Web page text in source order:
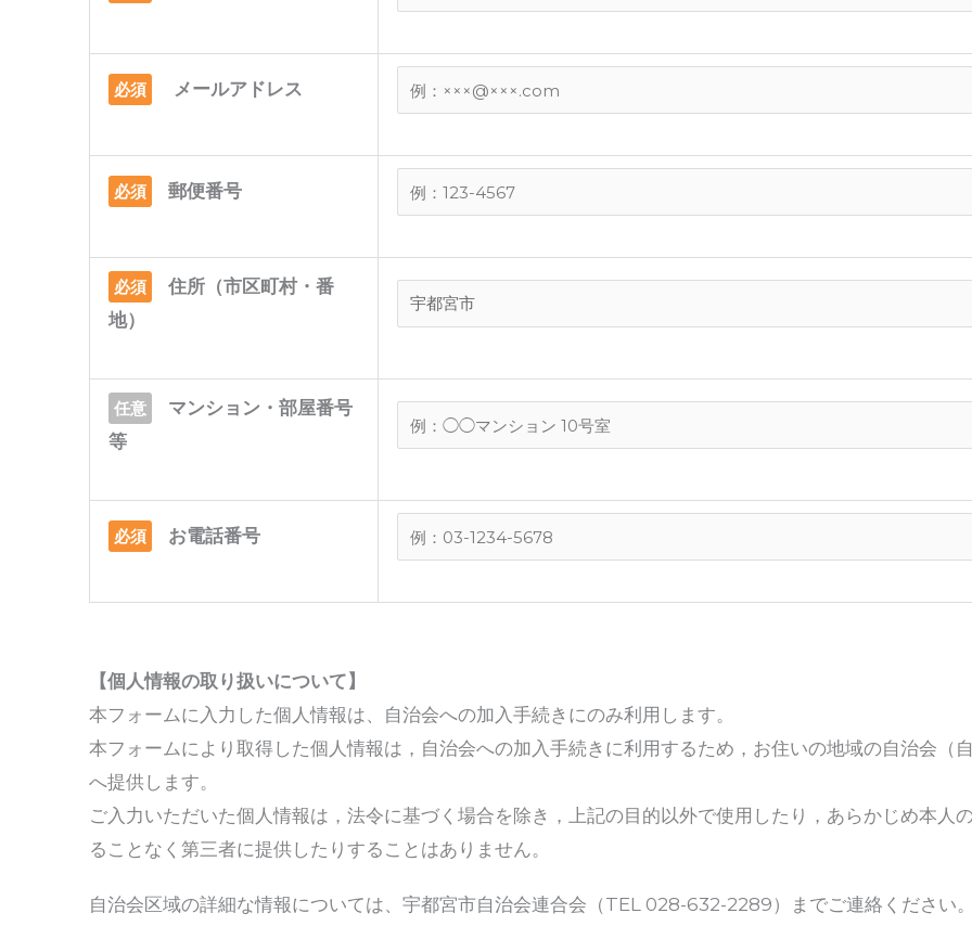
必須 メールアドレス
必須 郵便番号
必須
住所（市区町村・番
地）
任意
マンション・部屋番号
等
必須 お電話番号
【個人情報の取り扱いについて】
本フォームに入力した個人情報は、自治会への加入手続きにのみ利用します。
本フォームにより取得した個人情報は，自治会への加入手続きに利用するため，お住いの地域の自治会（
へ提供します。
ご入力いただいた個人情報は，法令に基づく場合を除き，上記の目的以外で使用したり，あらかじめ本人
ることなく第三者に提供したりすることはありません。
自治会区域の詳細な情報については、宇都宮市自治会連合会（TEL 028-632-2289）までご連絡ください